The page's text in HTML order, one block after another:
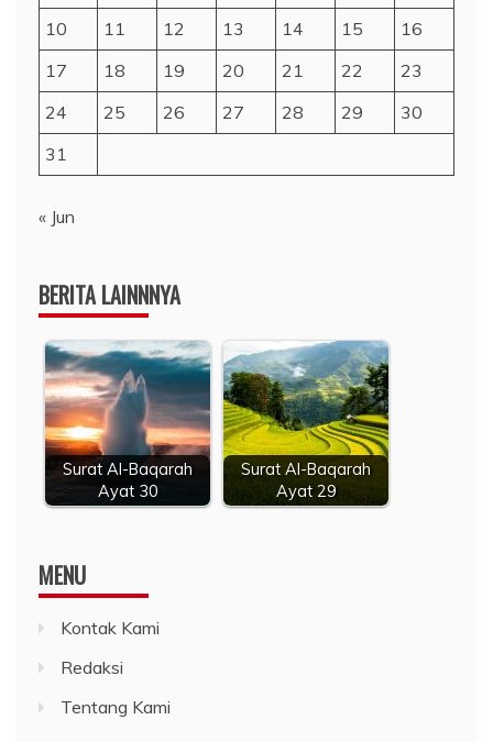
10
11 12 13 14 15
16
17
18 19 20 21 22
23
24
25 26 27 28 29
30
31
« Jun
BERITA LAINNNYA
Surat Al-Baqarah
Ayat 30
Surat Al-Baqarah
Ayat 29
MENU
Kontak Kami
Redaksi
Tentang Kami